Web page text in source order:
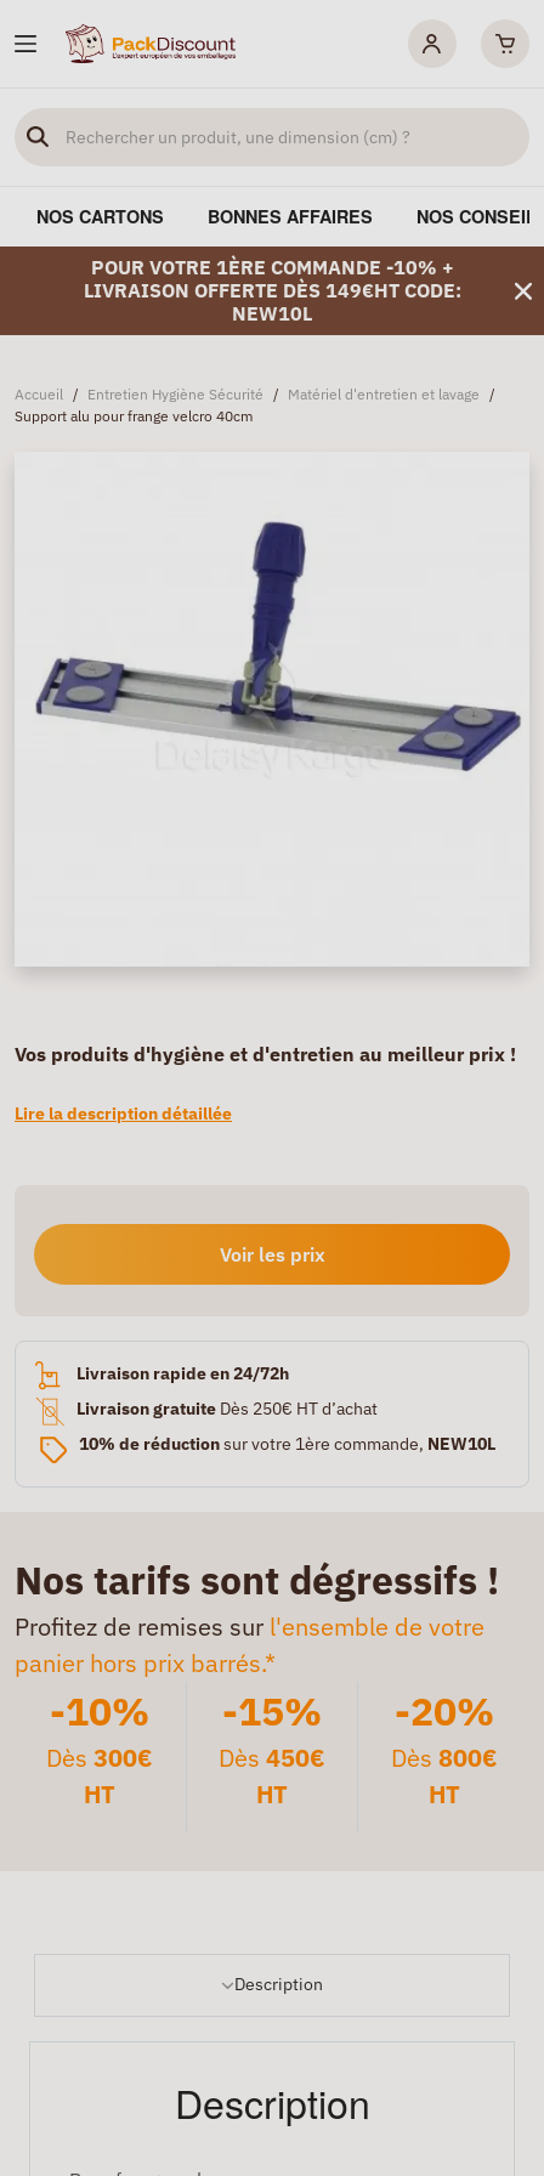
NOS CARTONS BONNES AFFAIRES NOS
POUR VOTRE 1ÈRE COMMANDE -10% +
LIVRAISON OFFERTE DÈS 149€HT CODE:
NEW10L
Accueil / Entretien Hygiène Sécurité / Matériel d'entretien et lavage /
Support alu pour frange velcro 40cm
Vos produits d'hygiène et d'entretien au meilleur prix !
Lire la description détaillée
Voir les prix
Livraison rapide en 24/72h
Livraison gratuite Dès 250€ HT d’achat
10% de réductionsur votre 1ère commande, NEW10L
Nos tarifs sont dégressifs !
Profitez de remises sur l'ensemble de votre
panier hors prix barrés.*
-10%
Dès300€
HT
-15%
Dès 450€
HT
-20%
Dès 800€
HT
Description
Description